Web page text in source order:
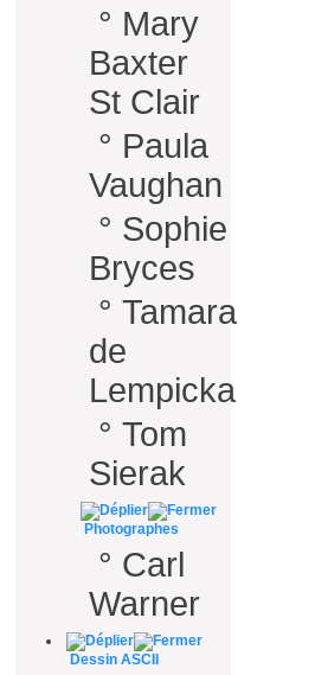
° Mary
Baxter
St Clair
° Paula
Vaughan
° Sophie
Bryces
° Tamara
de
Lempicka
° Tom
Sierak
Photographes
° Carl
Warner
Dessin ASCII